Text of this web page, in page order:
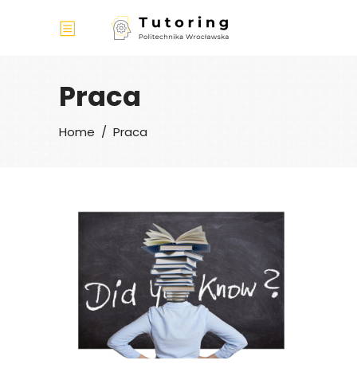
Praca
Home / Praca